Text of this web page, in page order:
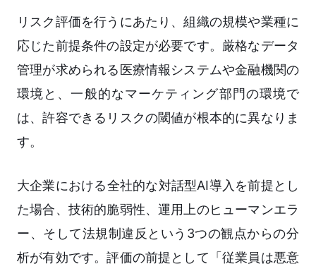
リスク評価を行うにあたり、組織の規模や業種に
応じた前提条件の設定が必要です。厳格なデータ
管理が求められる医療情報システムや金融機関の
環境と、一般的なマーケティング部門の環境で
は、許容できるリスクの閾値が根本的に異なりま
す。
大企業における全社的な対話型AI導入を前提とし
た場合、技術的脆弱性、運用上のヒューマンエラ
ー、そして法規制違反という3つの観点からの分
析が有効です。評価の前提として「従業員は悪意